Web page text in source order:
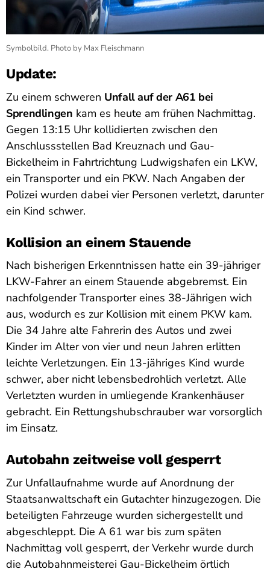
Symbolbild. Photo by Max Fleischmann
Update:
Zu einem schweren Unfall auf der A61 bei
Sprendlingen kam es heute am frühen Nachmittag.
Gegen 13:15 Uhr kollidierten zwischen den
Anschlussstellen Bad Kreuznach und Gau-
Bickelheim in Fahrtrichtung Ludwigshafen ein LKW,
ein Transporter und ein PKW. Nach Angaben der
Polizei wurden dabei vier Personen verletzt, darunter
ein Kind schwer.
Kollision an einem Stauende
Nach bisherigen Erkenntnissen hatte ein 39-jähriger
LKW-Fahrer an einem Stauende abgebremst. Ein
nachfolgender Transporter eines 38-Jährigen wich
aus, wodurch es zur Kollision mit einem PKW kam.
Die 34 Jahre alte Fahrerin des Autos und zwei
Kinder im Alter von vier und neun Jahren erlitten
leichte Verletzungen. Ein 13-jähriges Kind wurde
schwer, aber nicht lebensbedrohlich verletzt. Alle
Verletzten wurden in umliegende Krankenhäuser
gebracht. Ein Rettungshubschrauber war vorsorglich
im Einsatz.
Autobahn zeitweise voll gesperrt
Zur Unfallaufnahme wurde auf Anordnung der
Staatsanwaltschaft ein Gutachter hinzugezogen. Die
beteiligten Fahrzeuge wurden sichergestellt und
abgeschleppt. Die A 61 war bis zum späten
Nachmittag voll gesperrt, der Verkehr wurde durch
die Autobahnmeisterei Gau-Bickelheim örtlich